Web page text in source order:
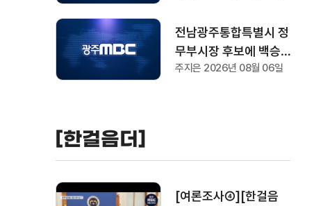
전남광주통합특별시 정
무부시장 후보에 백승주
·윤난실 최종 지명
주지은 2026년 08월 06일
[한걸음더]
[여론조사④][한걸음